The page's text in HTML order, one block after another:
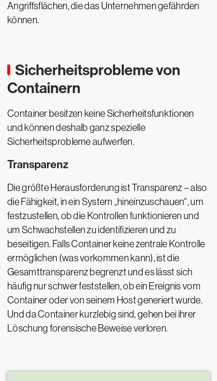
Angriffsflächen, die das Unternehmen gefährden
können.
Sicherheitsprobleme von
Containern
Container besitzen keine Sicherheitsfunktionen
und können deshalb ganz spezielle
Sicherheitsprobleme aufwerfen.
Transparenz
Die größte Herausforderung ist Transparenz – also
die Fähigkeit, in ein System „hineinzuschauen“, um
festzustellen, ob die Kontrollen funktionieren und
um Schwachstellen zu identifizieren und zu
beseitigen. Falls Container keine zentrale Kontrolle
ermöglichen (was vorkommen kann), ist die
Gesamttransparenz begrenzt und es lässt sich
häufig nur schwer feststellen, ob ein Ereignis vom
Container oder von seinem Host generiert wurde.
Und da Container kurzlebig sind, gehen bei ihrer
Löschung forensische Beweise verloren.